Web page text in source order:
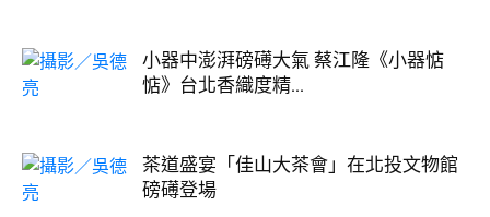
小器中澎湃磅礡大氣 蔡江隆《小器惦
惦》台北香織度精...
茶道盛宴「佳山大茶會」在北投文物館
磅礡登場